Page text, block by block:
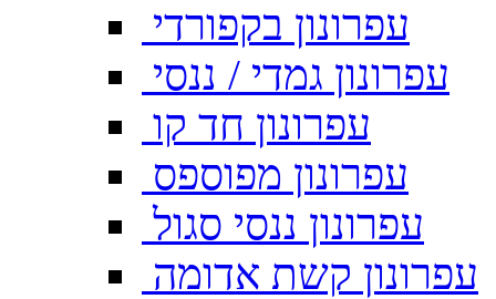
עפרונון בקפורדי
עפרונון גמדי / ננסי
עפרונון חד קו
עפרונון מפוספס
עפרונון ננסי סגול
עפרונון קשת אדומה